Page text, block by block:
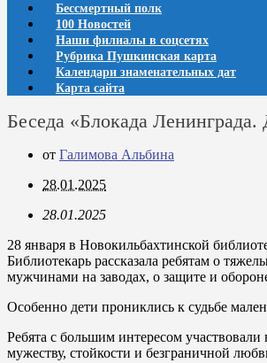
Бессмертный полк
100 Новостей
Наши филиалы в соцсетях
Рубрика Пушкинская карта
Календари знаменательных дат
Карта сайта
Беседа «Блокада
от Галимова Альбина
28.01.2025
28.01.2025
28 января в Новокильбахтинской
Библиотекарь рассказала ребятам о
мужчинами на заводах, о защите и
Особенно дети прониклись к судьбе
Ребята с большим интересом
мужеству, стойкости и безграничной